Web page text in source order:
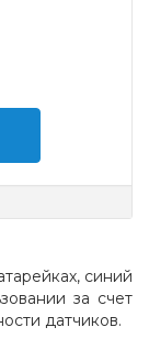
синий
за счет
датчиков.